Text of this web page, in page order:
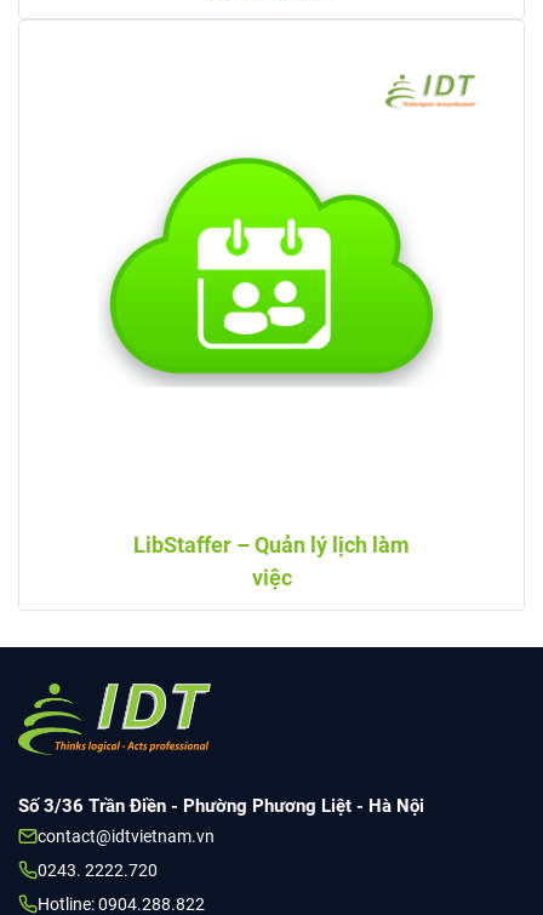
LibStaffer – Quản lý lịch làm
việc
Số 3/36 Trần Điền - Phường Phương Liệt - Hà Nội
contact@idtvietnam.vn
0243. 2222.720
Hotline: 0904.288.822